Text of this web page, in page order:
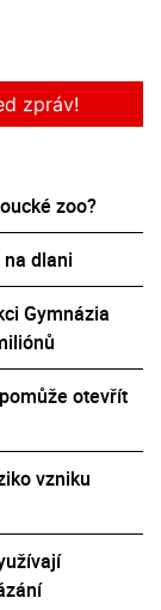
zpráv!
zoo?
dlani
Gymnázia
otevřít
vzniku